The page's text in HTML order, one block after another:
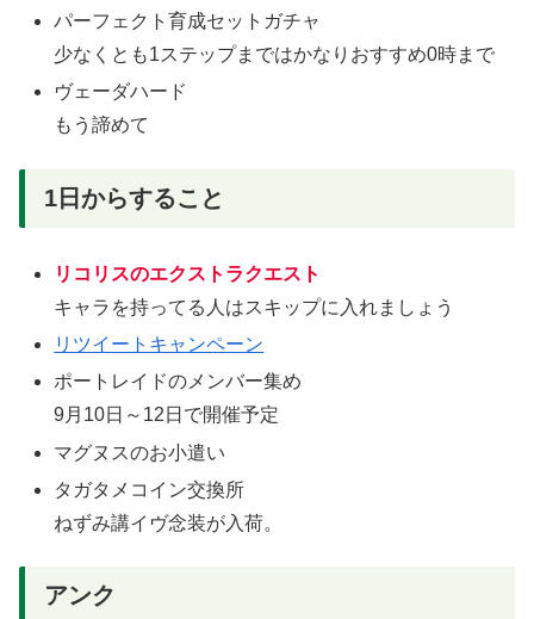
パーフェクト育成セットガチャ
少なくとも1ステップまではかなりおすすめ0時まで
ヴェーダハード
もう諦めて
1日からすること
リコリスのエクストラクエスト
キャラを持ってる人はスキップに入れましょう
リツイートキャンペーン
ポートレイドのメンバー集め
9月10日～12日で開催予定
マグヌスのお小遣い
タガタメコイン交換所
ねずみ講イヴ念装が入荷。
アンク